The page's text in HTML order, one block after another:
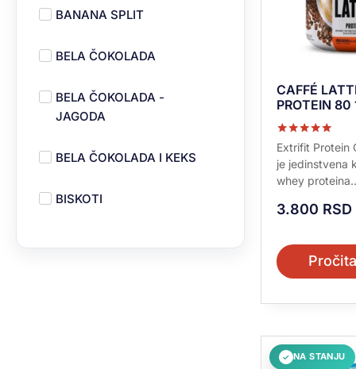
VITALIKUM
WORKOUT NUTRITION
BANANA SPLIT
BELA ČOKOLADA
BELA ČOKOLADA -
JAGODA
BELA ČOKOLADA I KEKS
BISKOTI
CAFFÉ
PROTEIN
Ocenjeno sa
5.00
od 5
Extrifit Protein
je jedinstvena
whey
3.800 RSD
✓ NA STANJU